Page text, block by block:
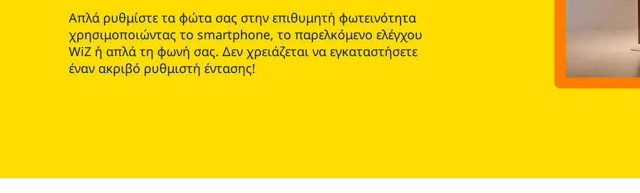
Απλά ρυθμίστε τα φώτα σας στην επιθυμητή φωτεινότητα
χρησιμοποιώντας το smartphone, το παρελκόμενο ελέγχου
WiZ ή απλά τη φωνή σας. Δεν χρειάζεται να εγκαταστήσετε
έναν ακριβό ρυθμιστή έντασης!